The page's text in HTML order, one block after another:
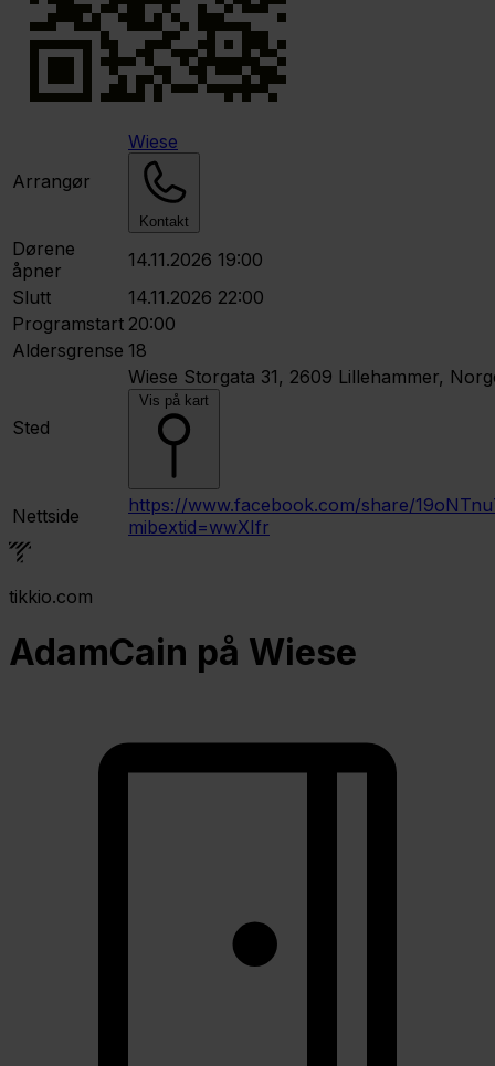
Arrangør
Wiese
Kontakt
Dørene
åpner
14.11.2026 19:00
Slutt
14.11.2026 22:00
Programstart 20:00
Aldersgrense 18
Sted
Wiese Storgata 31, 2609 Lillehammer,
Vis på kart
Nettside
https://www.facebook.com/share/
mibextid=wwXIfr
tikkio.com
AdamCain på Wiese